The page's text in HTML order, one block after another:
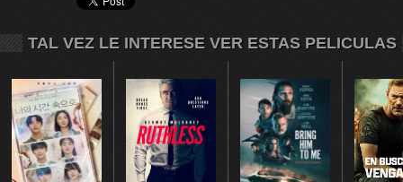
TAL VEZ LE INTERESE VER ESTAS PELICULAS